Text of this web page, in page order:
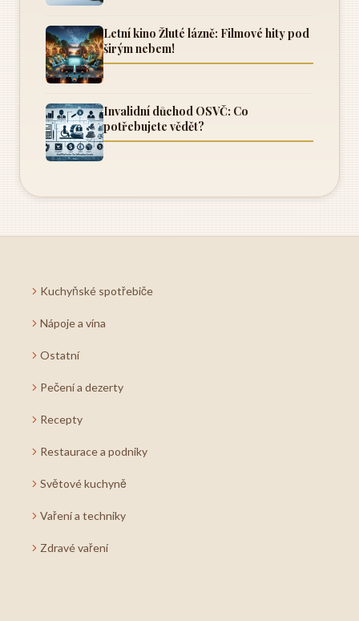
Letní kino Žluté lázně: Filmové hity pod
širým nebem!
Invalidní důchod OSVČ: Co
potřebujete vědět?
Kuchyňské spotřebiče
Nápoje a vína
Ostatní
Pečení a dezerty
Recepty
Restaurace a podniky
Světové kuchyně
Vaření a techniky
Zdravé vaření